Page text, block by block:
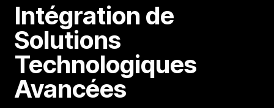
Intégration de
Solutions
Technologiques
Avancées